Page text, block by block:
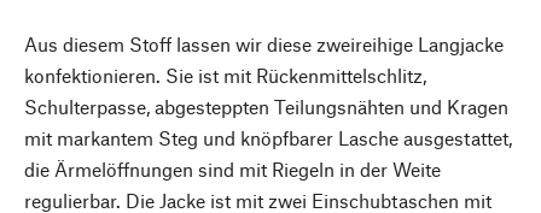
Aus diesem Stoff lassen wir diese zweireihige Langjacke
konfektionieren. Sie ist mit Rückenmittelschlitz,
Schulterpasse, abgesteppten Teilungsnähten und Kragen
mit markantem Steg und knöpfbarer Lasche ausgestattet,
die Ärmelöffnungen sind mit Riegeln in der Weite
regulierbar. Die Jacke ist mit zwei Einschubtaschen mit